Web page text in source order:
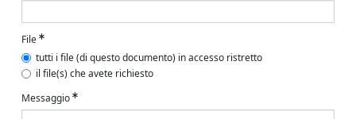
File
tutti i file (di questo documento) in accesso ristretto
il file(s) che avete richiesto
Messaggio